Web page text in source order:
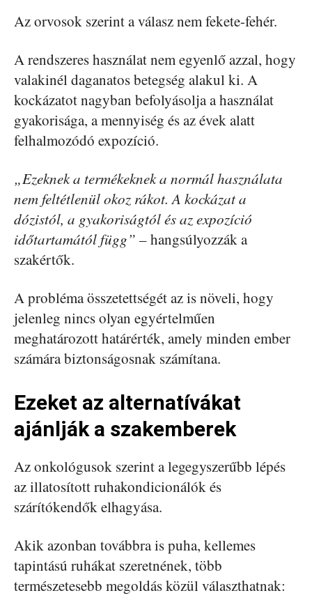
Az orvosok szerint a válasz nem fekete-fehér.
A rendszeres használat nem egyenlő azzal, hogy
valakinél daganatos betegség alakul ki. A
kockázatot nagyban befolyásolja a használat
gyakorisága, a mennyiség és az évek alatt
felhalmozódó expozíció.
„Ezeknek a termékeknek a normál használata
nem feltétlenül okoz rákot. A kockázat a
dózistól, a gyakoriságtól és az expozíció
időtartamától függ” – hangsúlyozzák a
szakértők.
A probléma összetettségét az is növeli, hogy
jelenleg nincs olyan egyértelműen
meghatározott határérték, amely minden ember
számára biztonságosnak számítana.
Ezeket az alternatívákat
ajánlják a szakemberek
Az onkológusok szerint a legegyszerűbb lépés
az illatosított ruhakondicionálók és
szárítókendők elhagyása.
Akik azonban továbbra is puha, kellemes
tapintású ruhákat szeretnének, több
természetesebb megoldás közül választhatnak: